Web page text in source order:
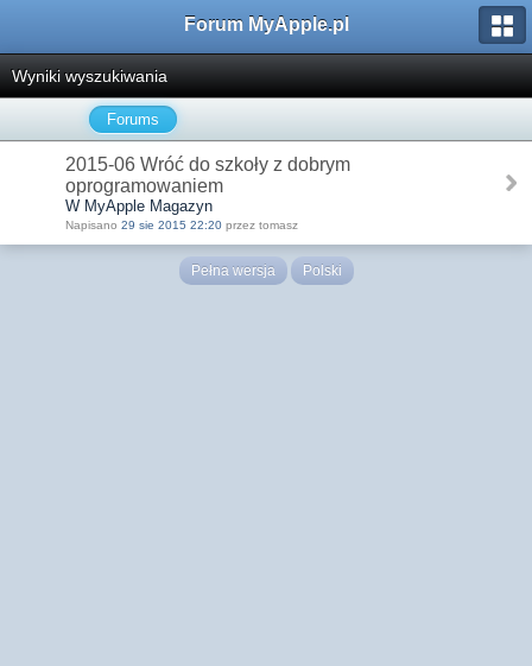
Forum MyApple.pl
Wyniki wyszukiwania
Forums
2015-06 Wróć do szkoły z dobrym
oprogramowaniem
W MyApple Magazyn
Napisano 29 sie 2015 22:20 przez tomasz
Pełna wersja Polski